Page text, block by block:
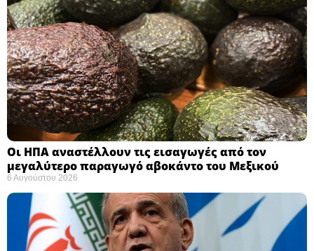
Οι ΗΠΑ αναστέλλουν τις εισαγωγές από τον
μεγαλύτερο παραγωγό αβοκάντο του Μεξικού ​
6 Αυγούστου 2026